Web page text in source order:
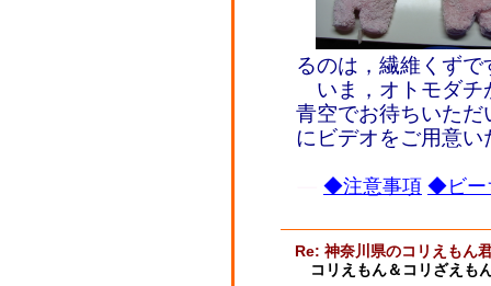
るのは，繊維くずで
いま，オトモダチ
青空でお待ちいた
にビデオをご用意い
◆注意事項 ◆ビー
Re: 神奈川県のコリえもん
コリえもん＆コリざえも